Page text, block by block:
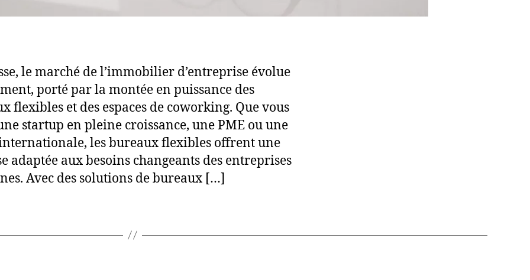
le marché de l’immobilier d’entreprise évolue
porté par la montée en puissance des
flexibles et des espaces de coworking. Que vous
startup en pleine croissance, une PME ou une
les bureaux flexibles offrent une
adaptée aux besoins changeants des entreprises
Avec des solutions de bureaux […]